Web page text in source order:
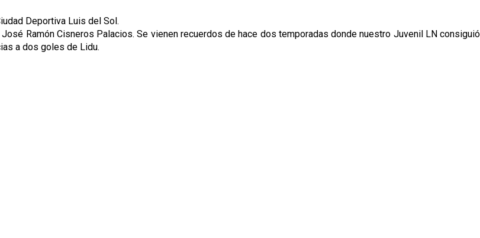
Deportiva Luis del Sol.
Ramón Cisneros Palacios. Se vienen recuerdos de hace dos temporadas donde nuestro Juvenil LN consiguió
a dos goles de Lidu.